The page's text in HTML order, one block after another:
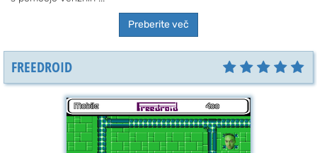
Preberite več
FREEDROID